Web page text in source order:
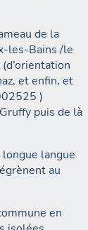
de la
)
puis de là
langue
au
en